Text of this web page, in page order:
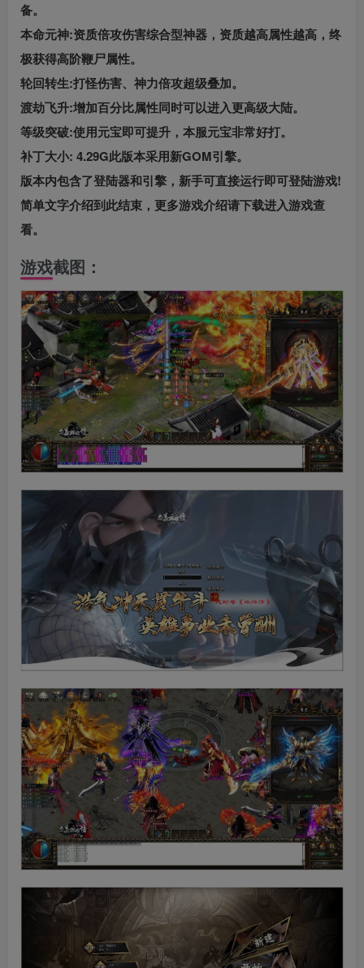
备。
本命元神:资质倍攻伤害综合型神器，资质越高属性越高，终
极获得高阶鞭尸属性。
轮回转生:打怪伤害、神力倍攻超级叠加。
渡劫飞升:增加百分比属性同时可以进入更高级大陆。
等级突破:使用元宝即可提升，本服元宝非常好打。
补丁大小: 4.29G此版本采用新GOM引擎。
版本内包含了登陆器和引擎，新手可直接运行即可登陆游戏!
简单文字介绍到此结束，更多游戏介绍请下载进入游戏查
看。
游戏截图：